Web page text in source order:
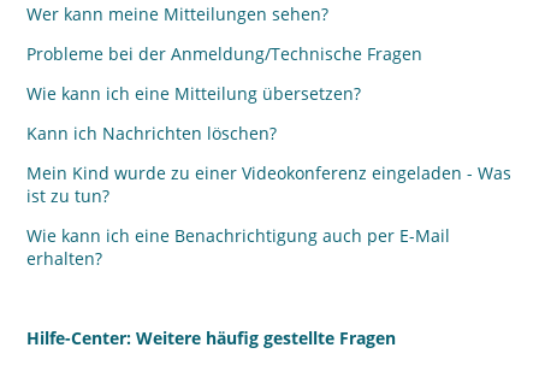
Wer kann meine Mitteilungen sehen?
Probleme bei der Anmeldung/Technische Fragen
Wie kann ich eine Mitteilung übersetzen?
Kann ich Nachrichten löschen?
Mein Kind wurde zu einer Videokonferenz eingeladen - Was
ist zu tun?
Wie kann ich eine Benachrichtigung auch per E-Mail
erhalten?
Hilfe-Center: Weitere häufig gestellte Fragen